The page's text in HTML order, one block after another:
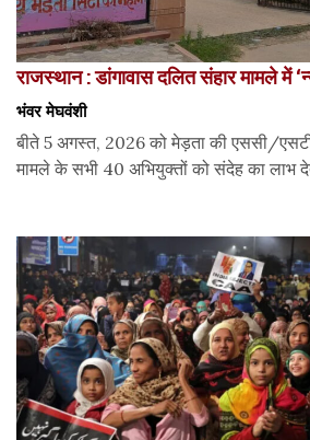
राजस्थान : डांगावास दलित संहार मामले में
भंवर मेघवंशी
बीते 5 अगस्त, 2026 को मेड़ता की एससी/
मामले के सभी 40 अभियुक्तों को संदेह का लाभ